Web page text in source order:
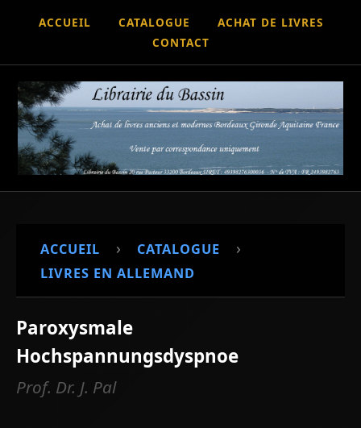
ACCUEIL CATALOGUE
ACHAT DE LIVRES
CONTACT
ACCUEIL › CATALOGUE ›
LIVRES EN ALLEMAND
Paroxysmale
Hochspannungsdyspnoe
Prof. Dr. J. Pal